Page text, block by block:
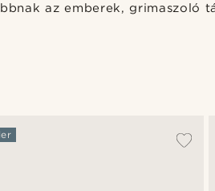
az emberek, grimaszoló